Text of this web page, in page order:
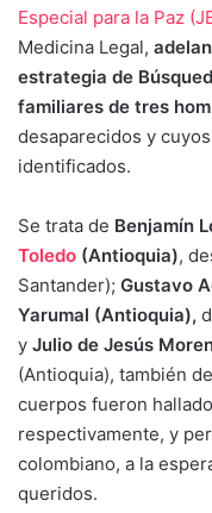
Especial para la Paz
Medicina Legal,
estrategia de
familiares de tres
desaparecidos y
identificados.
Se trata de Benjamín
Toledo (Antioquia),
Santander); Gustavo
Yarumal (Antioquia),
y Julio de Jesús
(Antioquia), también
cuerpos fueron
respectivamente, y
colombiano, a la
queridos.